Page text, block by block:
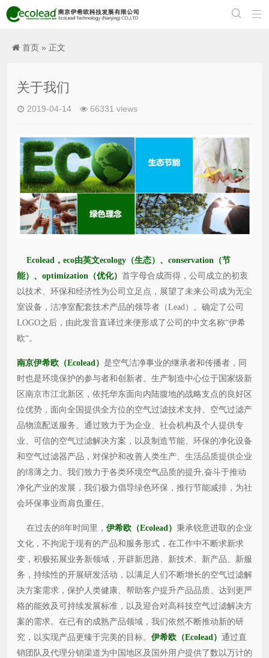


首页 » 正文
关于我们
2019-04-14 66331 views
Ecolead，eco由英文ecology（生态）、conservation（节
能）、optimization（优化） 首字母合成而得，公司成立的初衷
以技术、环保和经济性为公司立足点，展望了未来公司成为无尘
室设备，洁净室配套技术产品的领导者（Lead）。确定了公司
LOGO之后，由此发音直译过来便形成了公司的中文名称“伊希
欧“。
南京伊希欧（Ecolead） 是空气洁净事业的继承者和传播者，同
时也是环境保护的参与者和创新者。生产制造中心位于国家级新
区南京市江北新区，依托华东面向内陆腹地的战略支点的良好区
位优势，面向全国提供全方位的空气过滤技术支持、空气过滤产
品物流配送服务。通过致力于为企业、社会机构及个人提供专
业、可信的空气过滤解决方案，以及制造节能、环保的净化设备
和空气过滤器产品，对保护和改善人类生产、生活品质提供企业
的绵薄之力。我们致力于各类环境空气品质的提升,奋斗于推动
净化产业的发展，我们极力倡导绿色环保，推行节能减排，为社
会环保事业而肩负重任。
在过去的8年时间里， 伊希欧（Ecolead） 秉承锐意进取的企业
文化，不拘泥于现有的产品和服务形式，在工作中不断求新求
变，积极拓展业务新领域，开辟新思路、新技术、新产品、新服
务，持续性的开展研发活动，以满足人们不断增长的空气过滤解
决方案需求，保护人类健康、帮助客户提升产品品质、达到更严
格的能效及可持续发展标准，以及迎合对高科技空气过滤解决方
案的需求。在已有的成熟产品领域，我们依然不断推动新的研
究，以实现产品更臻于完美的目标。 伊希欧（Ecolead） 通过直
销团队及代理分销渠道为中国地区及国外用户提供了数以万计的